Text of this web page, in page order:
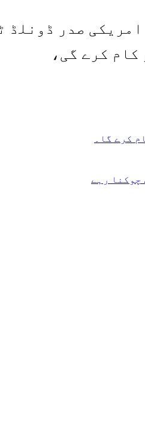
صدر ڈونلڈ
کرے گی،
کرے گا۔
چوکنا رہے